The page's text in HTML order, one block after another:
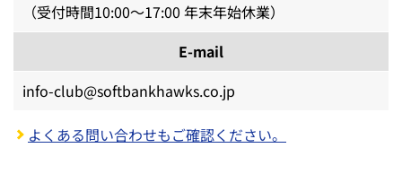
（受付時間10:00～17:00 年末年始休業）
E-mail
info-club@softbankhawks.co.jp
よくある問い合わせもご確認ください。